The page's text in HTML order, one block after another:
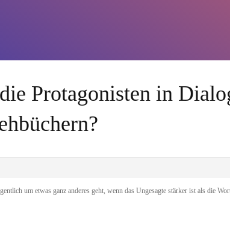
Protagonisten in
um etwas ganz anderes geht, wenn das Ungesagte stärker ist als die